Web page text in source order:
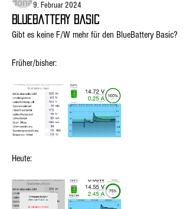
9. Februar 2024
BlueBattery Basic
Gibt es keine F/W mehr für den BlueBattery Basic?
Früher/bisher:
Heute: